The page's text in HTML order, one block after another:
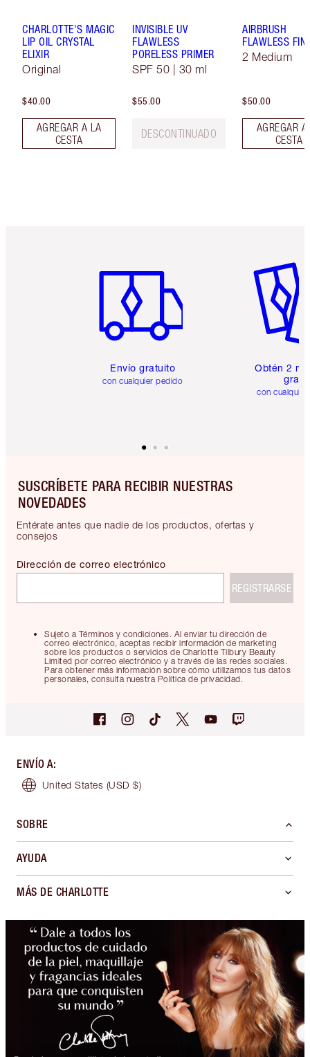
CHARLOTTE'S MAGIC
LIP OIL CRYSTAL
ELIXIR
Original
$40.00
AGREGAR A LA
CESTA
INVISIBLE UV
FLAWLESS
PORELESS PRIMER
SPF 50 | 30 ml
$55.00
DESCONTINUADO
AIRBRUSH
FLAWLESS
2 Medium
$50.00
AGREGAR
CESTA
Envío gratuito
con cualquier pedido
Obtén 2
gratis
con
SUSCRÍBETE PARA RECIBIR NUESTRAS
NOVEDADES
Entérate antes que nadie de los productos, ofertas y
consejos
Sujeto a Términos y condiciones. Al enviar tu dirección de
correo electrónico, aceptas recibir información de marketing
sobre los productos o servicios de Charlotte Tilbury Beauty
Limited por correo electrónico y a través de las redes sociales.
Para obtener más información sobre cómo utilizamos tus datos
personales, consulta nuestra Política de privacidad.
Dirección de correo electrónico
REGISTRARSE
ENVÍO A:
United States (USD $)
SOBRE
AYUDA
MÁS DE CHARLOTTE